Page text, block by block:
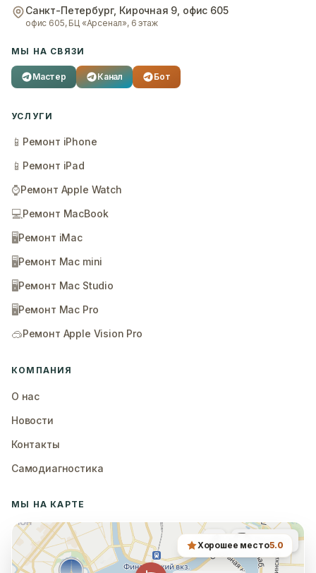
Санкт-Петербург, Кирочная 9, офис 605
офис 605, БЦ «Арсенал», 6 этаж
МЫ НА СВЯЗИ
Мастер Канал Бот
УСЛУГИ
📱 Ремонт iPhone
📱 Ремонт iPad
⌚Ремонт Apple Watch
💻Ремонт MacBook
🖥️Ремонт iMac
🖥️Ремонт Mac mini
🖥️Ремонт Mac Studio
🖥️Ремонт Mac Pro
🥽Ремонт Apple Vision Pro
КОМПАНИЯ
О нас
Новости
Контакты
Самодиагностика
МЫ НА КАРТЕ
Хорошее место5.0